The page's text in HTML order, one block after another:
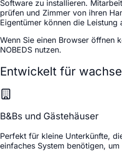
Software zu installieren.
prüfen und Zimmer von ihren
Eigentümer können die Leistung
Wenn Sie einen Browser öffnen
NOBEDS nutzen.
Entwickelt für
B&Bs und Gästehäuser
Perfekt für kleine Unterkünfte,
einfaches System benötigen,